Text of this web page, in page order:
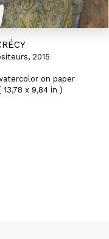
2015
on paper
x 9,84 in )